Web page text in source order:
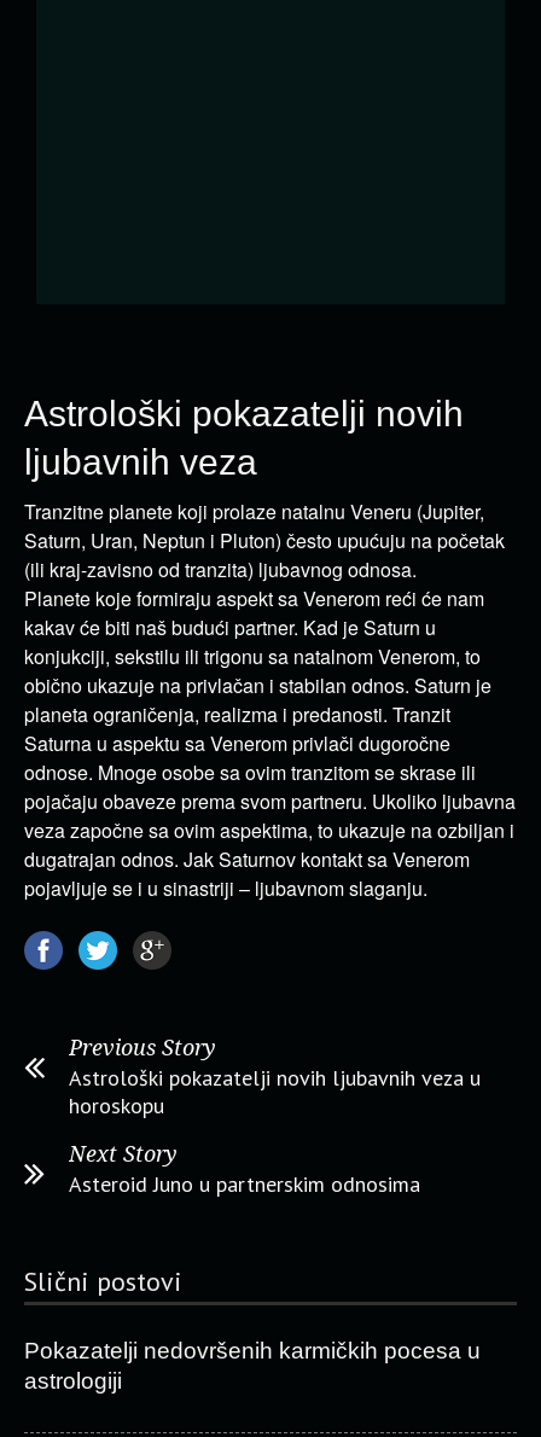
Astrološki pokazatelji novih
ljubavnih veza
Tranzitne planete koji prolaze ​​natalnu Veneru (Jupiter,
Saturn, Uran, Neptun i Pluton) često upućuju na početak
(ili kraj-zavisno od tranzita) ljubavnog odnosa.
Planete koje formiraju aspekt sa Venerom reći će nam
kakav će biti naš budući partner. Kad je Saturn u
konjukciji, sekstilu ili trigonu sa natalnom Venerom, to
obično ukazuje na privlačan i stabilan odnos. Saturn je
planeta ograničenja, realizma i predanosti. Tranzit
Saturna u aspektu sa Venerom privlači dugoročne
odnose. Mnoge osobe sa ovim tranzitom se skrase ili
pojačaju obaveze prema svom partneru. Ukoliko ljubavna
veza započne sa ovim aspektima, to ukazuje na ozbiljan i
dugatrajan odnos. Jak Saturnov kontakt sa Venerom
pojavljuje se i u sinastriji – ljubavnom slaganju.
Previous Story
Astrološki pokazatelji novih ljubavnih veza u
horoskopu
Next Story
Asteroid Juno u partnerskim odnosima
Slični postovi
Pokazatelji nedovršenih karmičkih pocesa u
astrologiji